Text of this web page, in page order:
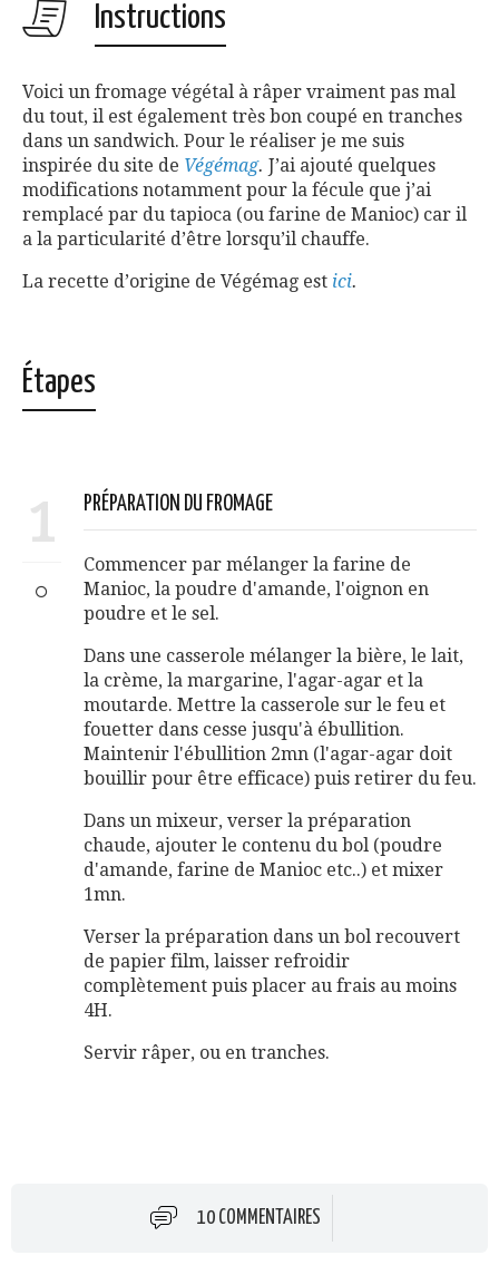
Instructions
Voici un fromage végétal à râper vraiment pas mal
du tout, il est également très bon coupé en tranches
dans un sandwich. Pour le réaliser je me suis
inspirée du site de Végémag. J’ai ajouté quelques
modifications notamment pour la fécule que j’ai
remplacé par du tapioca (ou farine de Manioc) car il
a la particularité d’être lorsqu’il chauffe.
La recette d’origine de Végémag est ici.
Étapes
1 PRÉPARATION DU FROMAGE
Commencer par mélanger la farine de
Manioc, la poudre d'amande, l'oignon en
poudre et le sel.
Dans une casserole mélanger la bière, le lait,
la crème, la margarine, l'agar-agar et la
moutarde. Mettre la casserole sur le feu et
fouetter dans cesse jusqu'à ébullition.
Maintenir l'ébullition 2mn (l'agar-agar doit
bouillir pour être efficace) puis retirer du feu.
Dans un mixeur, verser la préparation
chaude, ajouter le contenu du bol (poudre
d'amande, farine de Manioc etc..) et mixer
1mn.
Verser la préparation dans un bol recouvert
de papier film, laisser refroidir
complètement puis placer au frais au moins
4H.
Servir râper, ou en tranches.
10 COMMENTAIRES